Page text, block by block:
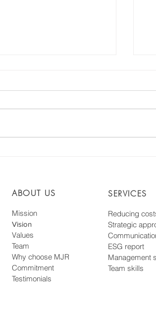
ABOUT US
Mission
Vision
Values
Team
Why choose MJR
Commitment
Testimonials
SERVICES
Reducing
Strategic
ESG report
Management
Team skills